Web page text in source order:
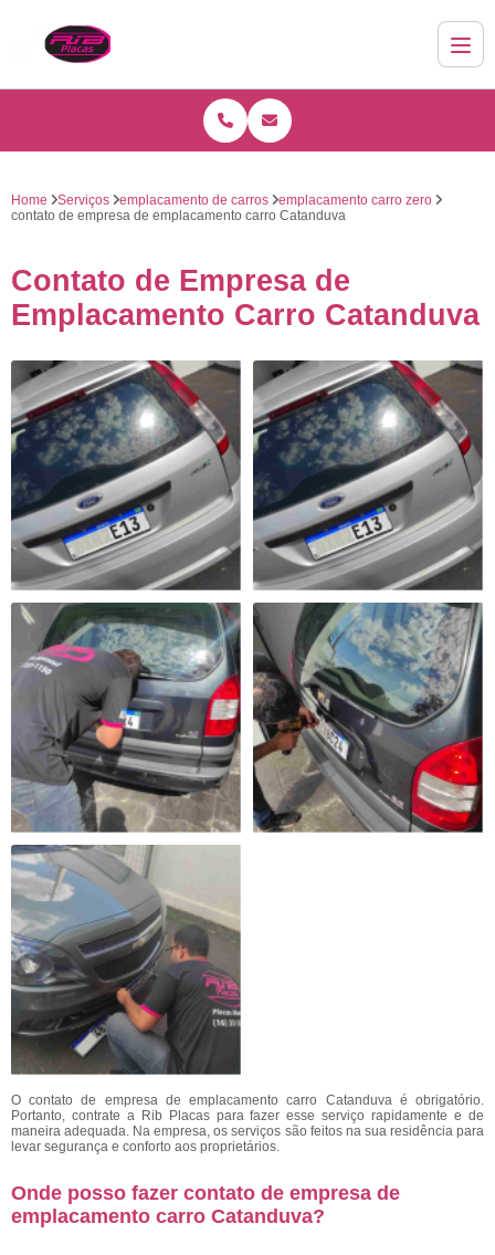
Home Serviços emplacamento de carros
emplacamento carro zero
contato de empresa de emplacamento carro Catanduva
Contato de Empresa de
Emplacamento Carro Catanduva
O contato de empresa de emplacamento carro Catanduva é obrigatório.
Portanto, contrate a Rib Placas para fazer esse serviço rapidamente e de
maneira adequada. Na empresa, os serviços são feitos na sua residência para
levar segurança e conforto aos proprietários.
Onde posso fazer contato de empresa de
emplacamento carro Catanduva?